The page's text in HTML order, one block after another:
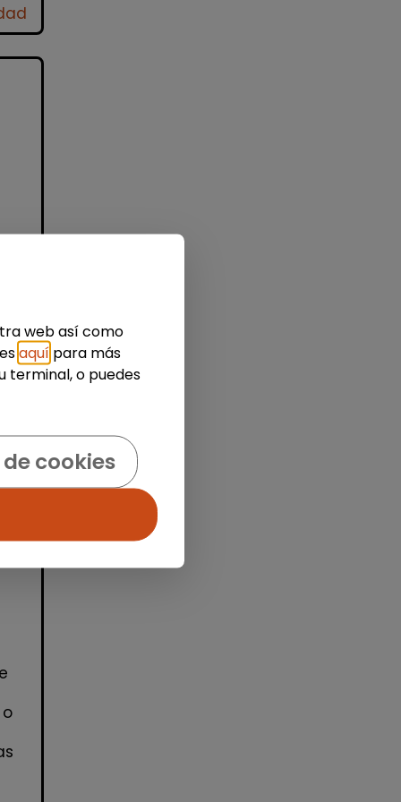
web así como
aquí para más
terminal, o puedes
cookies